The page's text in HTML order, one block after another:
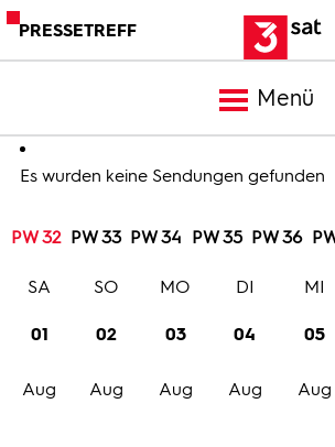
PRESSETREFF
Menü
Meldungen
Programm
Trailer
Es wurden keine Sendungen gefunden
PW 32 PW 33 PW 34 PW 35 PW 36
01
Aug
SA
02
Aug
SO
03
Aug
MO
04
Aug
DI
05
Aug
MI